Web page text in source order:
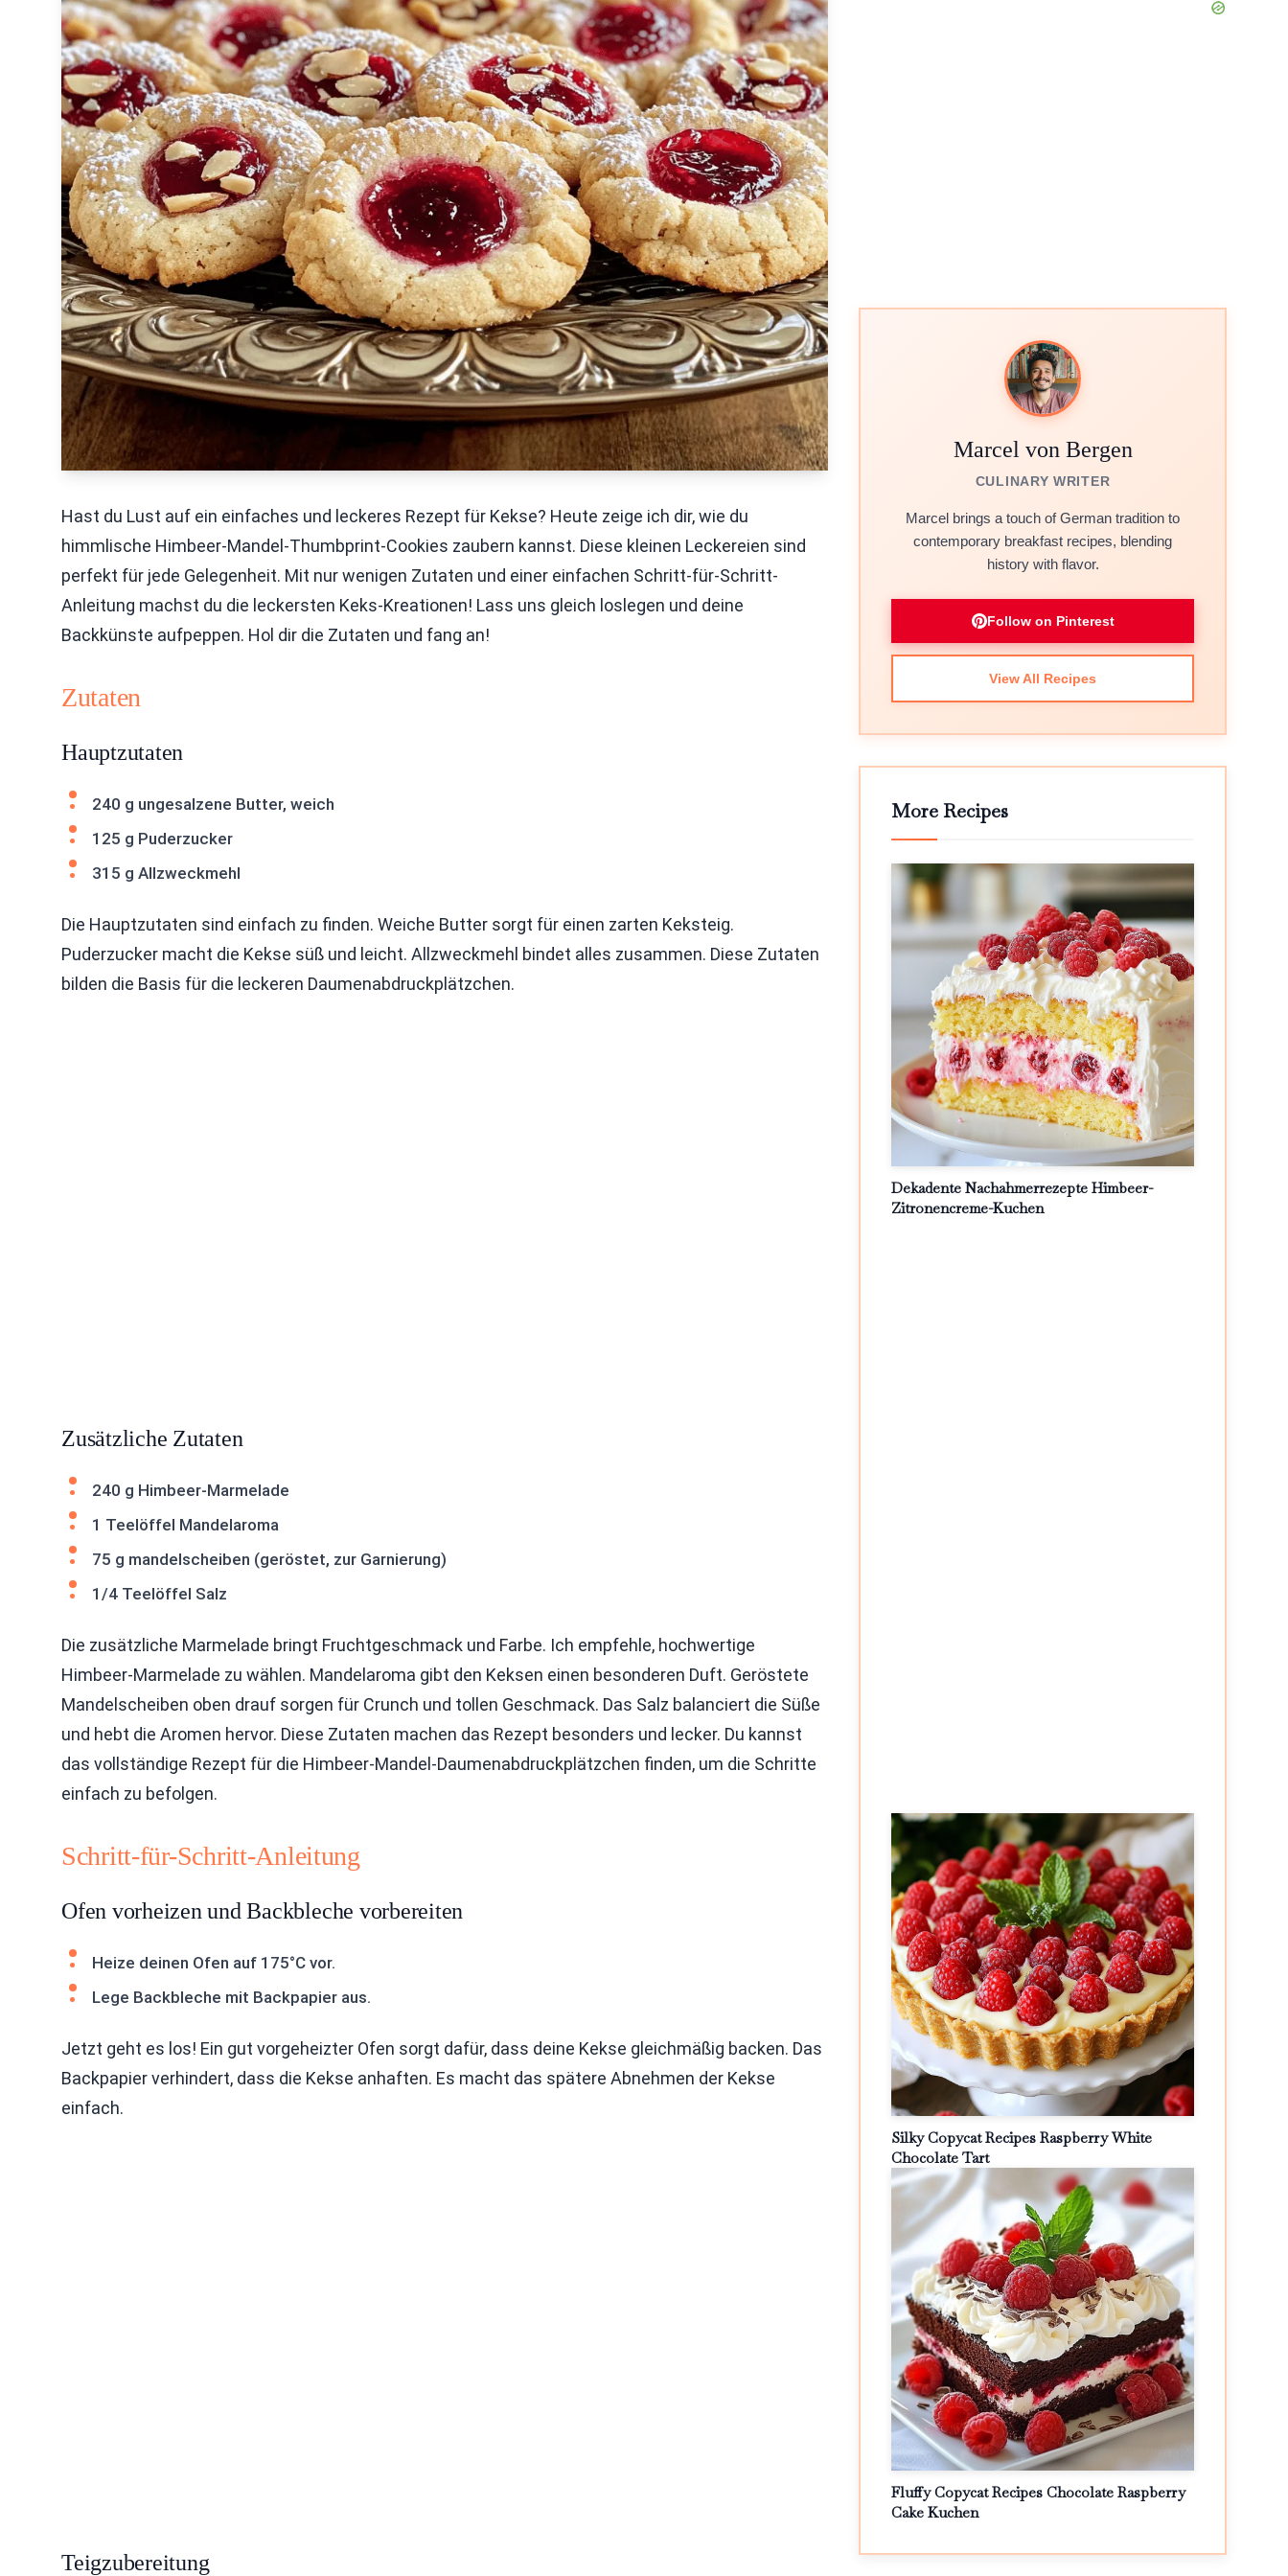
Hast du Lust auf ein einfaches und leckeres Rezept für Kekse? Heute zeige ich dir, wie du
himmlische Himbeer-Mandel-Thumbprint-Cookies zaubern kannst. Diese kleinen Leckereien sind
perfekt für jede Gelegenheit. Mit nur wenigen Zutaten und einer einfachen Schritt-für-Schritt-
Anleitung machst du die leckersten Keks-Kreationen! Lass uns gleich loslegen und deine
Backkünste aufpeppen. Hol dir die Zutaten und fang an!
Zutaten
Hauptzutaten
240 g ungesalzene Butter, weich
125 g Puderzucker
315 g Allzweckmehl
Die Hauptzutaten sind einfach zu finden. Weiche Butter sorgt für einen zarten Keksteig.
Puderzucker macht die Kekse süß und leicht. Allzweckmehl bindet alles zusammen. Diese Zutaten
bilden die Basis für die leckeren Daumenabdruckplätzchen.
Zusätzliche Zutaten
240 g Himbeer-Marmelade
1 Teelöffel Mandelaroma
75 g mandelscheiben (geröstet, zur Garnierung)
1/4 Teelöffel Salz
Die zusätzliche Marmelade bringt Fruchtgeschmack und Farbe. Ich empfehle, hochwertige
Himbeer-Marmelade zu wählen. Mandelaroma gibt den Keksen einen besonderen Duft. Geröstete
Mandelscheiben oben drauf sorgen für Crunch und tollen Geschmack. Das Salz balanciert die Süße
und hebt die Aromen hervor. Diese Zutaten machen das Rezept besonders und lecker. Du kannst
das vollständige Rezept für die Himbeer-Mandel-Daumenabdruckplätzchen finden, um die Schritte
einfach zu befolgen.
Schritt-für-Schritt-Anleitung
Ofen vorheizen und Backbleche vorbereiten
Heize deinen Ofen auf 175°C vor.
Lege Backbleche mit Backpapier aus.
Jetzt geht es los! Ein gut vorgeheizter Ofen sorgt dafür, dass deine Kekse gleichmäßig backen. Das
Backpapier verhindert, dass die Kekse anhaften. Es macht das spätere Abnehmen der Kekse
einfach.
Teigzubereitung
Marcel von Bergen
CULINARY WRITER
Marcel brings a touch of German tradition to
contemporary breakfast recipes, blending
history with flavor.
Follow on Pinterest
View All Recipes
More Recipes
Dekadente Nachahmerrezepte Himbeer-
Zitronencreme-Kuchen
Silky Copycat Recipes Raspberry White
Chocolate Tart
Fluffy Copycat Recipes Chocolate Raspberry
Cake Kuchen